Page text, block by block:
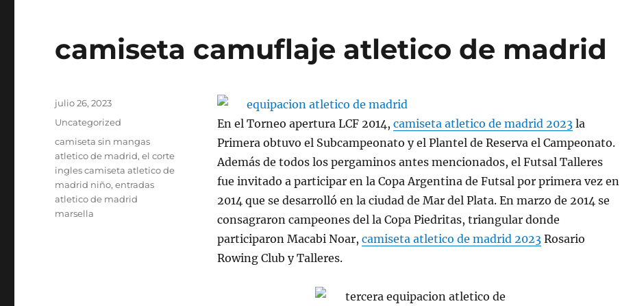
camiseta camuflaje atletico de madrid
En el Torneo apertura LCF 2014, camiseta atletico de madrid 2023la
Primera obtuvo el Subcampeonato y el Plantel de Reserva el Campeonato.
Además de todos los pergaminos antes mencionados, el Futsal Talleres
fue invitado a participar en la Copa Argentina de Futsal por primera vez en
2014 que se desarrolló en la ciudad de Mar del Plata. En marzo de 2014 se
consagraron campeones del la Copa Piedritas, triangular donde
participaron Macabi Noar, camiseta atletico de madrid 2023Rosario
Rowing Club y Talleres.
Publicado
julio 26, 2023
Categorías
Uncategorized
Etiquetas
camiseta sin mangas
atletico de madrid,el corte
ingles camiseta atletico de
madrid niño,entradas
atletico de madrid
marsella